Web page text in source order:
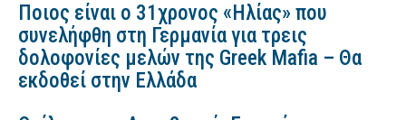
Ποιος είναι ο 31χρονος «Ηλίας» που
συνελήφθη στη Γερμανία για τρεις
δολοφονίες μελών της Greek Mafia – Θα
εκδοθεί στην Ελλάδα